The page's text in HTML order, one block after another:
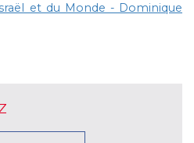
et du Monde - Dominique